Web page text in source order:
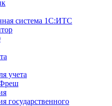
система 1С:ИТС
учета
государственного